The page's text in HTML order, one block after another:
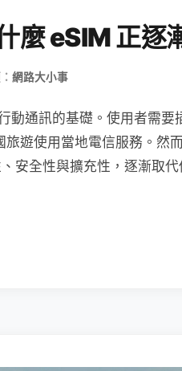
麼 eSIM 正逐
網路大小事
動通訊的基礎。使用者需要
遊使用當地電信服務。然
安全性與擴充性，逐漸取